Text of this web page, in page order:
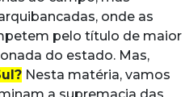
onde as
pelo título de maior
do estado. Mas,
Nesta matéria, vamos